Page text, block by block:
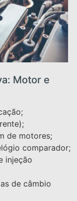
Motor e
de motores;
comparador;
injeção
de câmbio